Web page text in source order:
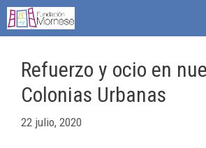
Refuerzo y ocio en
Colonias Urbanas
22 julio, 2020